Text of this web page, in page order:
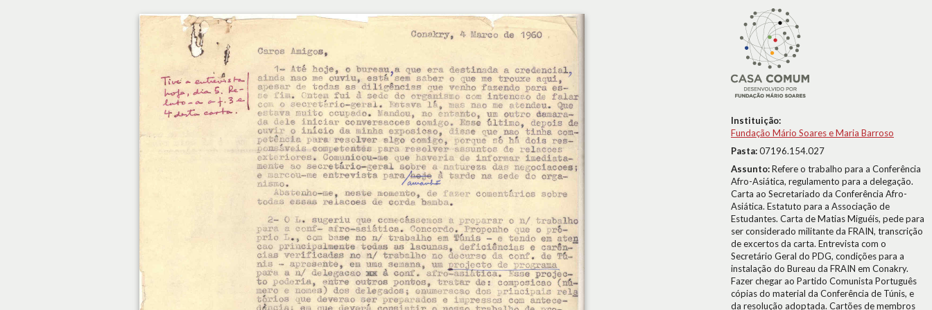
Instituição:
Fundação Mário Soares e Maria Barroso
Pasta:07196.154.027
Assunto:Refere o trabalho para a Conferência
Afro-Asiática, regulamento para a delegação.
Carta ao Secretariado da Conferência Afro-
Asiática. Estatuto para a Associação de
Estudantes. Carta de Matias Miguéis, pede para
ser considerado militante da FRAIN, transcrição
de excertos da carta. Entrevista com o
Secretário Geral do PDG, condições para a
instalação do Bureau da FRAIN em Conakry.
Fazer chegar ao Partido Comunista Português
cópias do material da Conferência de Túnis, e
da resolução adoptada. Cartões de membros